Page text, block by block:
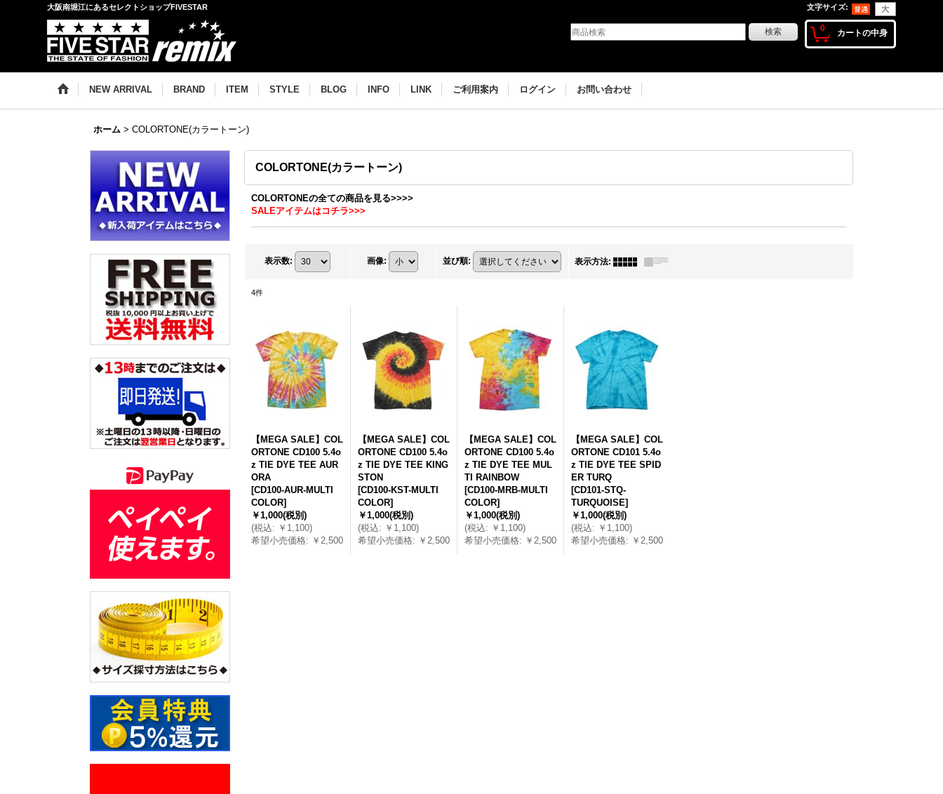
大阪南堀江にあるセレクトショップFIVESTAR 文字サイズ:
0 カートの中身
NEW ARRIVAL BRAND ITEM STYLE BLOG INFO LINK ご利用案内 ログイン お問い合わせ
ホーム > COLORTONE(カラートーン)
COLORTONE(カラートーン)
COLORTONEの全ての商品を見る>>>>
SALEアイテムはコチラ>>>
表示数: 画像: 並び順: 表示方法:
4件
【MEGA SALE】COL
ORTONE CD100 5.4o
z TIE DYE TEE AUR
ORA
[CD100-AUR-MULTI
COLOR]
￥1,000(税別)
(税込: ￥1,100)
希望小売価格: ￥2,500
【MEGA SALE】COL
ORTONE CD100 5.4o
z TIE DYE TEE KING
STON
[CD100-KST-MULTI
COLOR]
￥1,000(税別)
(税込: ￥1,100)
希望小売価格: ￥2,500
【MEGA SALE】COL
ORTONE CD100 5.4o
z TIE DYE TEE MUL
TI RAINBOW
[CD100-MRB-MULTI
COLOR]
￥1,000(税別)
(税込: ￥1,100)
希望小売価格: ￥2,500
【MEGA SALE】COL
ORTONE CD101 5.4o
z TIE DYE TEE SPID
ER TURQ
[CD101-STQ-
TURQUOISE]
￥1,000(税別)
(税込: ￥1,100)
希望小売価格: ￥2,500